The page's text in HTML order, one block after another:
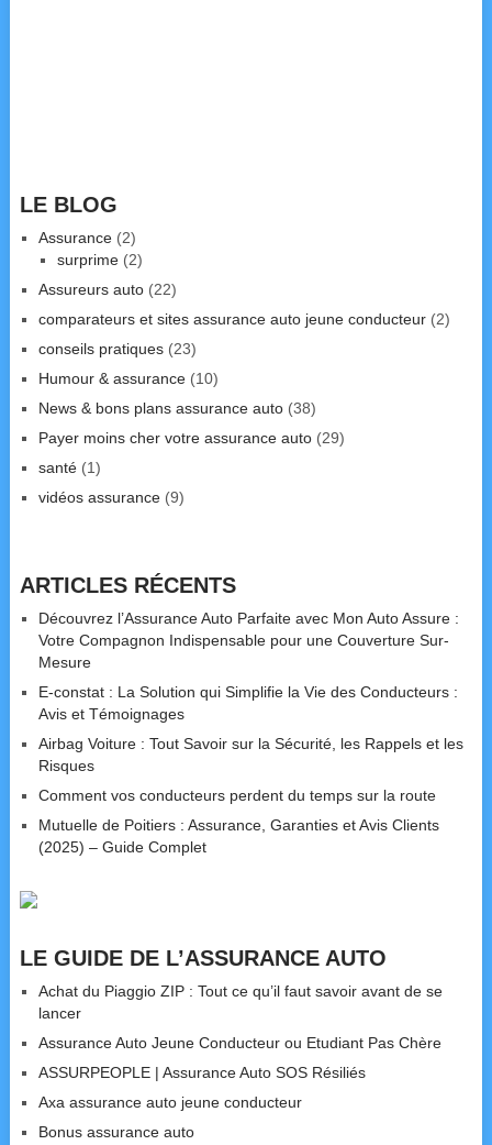
LE BLOG
Assurance(2)
surprime(2)
Assureurs auto(22)
comparateurs et sites assurance auto jeune conducteur(2)
conseils pratiques(23)
Humour & assurance(10)
News & bons plans assurance auto(38)
Payer moins cher votre assurance auto(29)
santé(1)
vidéos assurance(9)
ARTICLES RÉCENTS
Découvrez l’Assurance Auto Parfaite avec Mon Auto Assure :
Votre Compagnon Indispensable pour une Couverture Sur-
Mesure
E-constat : La Solution qui Simplifie la Vie des Conducteurs :
Avis et Témoignages
Airbag Voiture : Tout Savoir sur la Sécurité, les Rappels et les
Risques
Comment vos conducteurs perdent du temps sur la route
Mutuelle de Poitiers : Assurance, Garanties et Avis Clients
(2025) – Guide Complet
LE GUIDE DE L’ASSURANCE AUTO
Achat du Piaggio ZIP : Tout ce qu’il faut savoir avant de se
lancer
Assurance Auto Jeune Conducteur ou Etudiant Pas Chère
ASSURPEOPLE | Assurance Auto SOS Résiliés
Axa assurance auto jeune conducteur
Bonus assurance auto